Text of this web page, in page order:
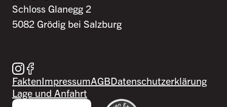
Schloss Glanegg 2
5082 Grödig bei Salzburg
Besuche uns auf Instagram
Besuche uns auf Facebook
FaktenImpressumAGBDatenschutzerklärung
Lage und Anfahrt